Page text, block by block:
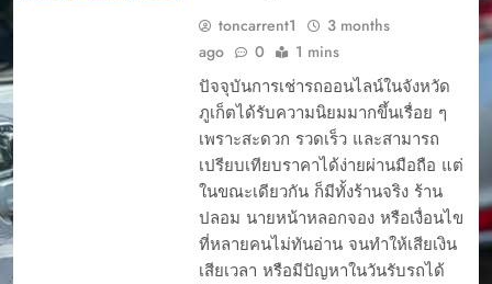
toncarrent1
3 months
ago
0 1 mins
ปัจจุบันการเช่ารถออนไลน์ในจังหวัด
ภูเก็ตได้รับความนิยมมากขึ้นเรื่อย ๆ
เพราะสะดวก รวดเร็ว และสามารถ
เปรียบเทียบราคาได้ง่ายผ่านมือถือ แต่
ในขณะเดียวกัน ก็มีทั้งร้านจริง ร้าน
ปลอม นายหน้าหลอกจอง หรือเงื่อนไข
ที่หลายคนไม่ทันอ่าน จนทำให้เสียเงิน
เสียเวลา หรือมีปัญหาในวันรับรถได้